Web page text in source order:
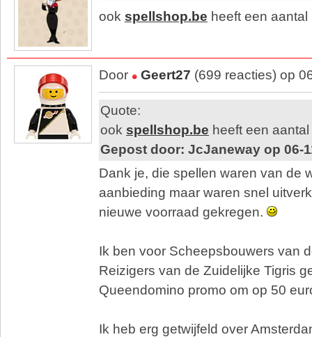
ook spellshop.be heeft een
Door Geert27 (699 reacties) op
Quote:
ook spellshop.be heeft een
Gepost door: JcJaneway op 06-
Dank je, die spellen waren van de
aanbieding maar waren snel
nieuwe voorraad gekregen.
Ik ben voor Scheepsbouwers van
Reizigers van de Zuidelijke Tigris
Queendomino promo om op 50
Ik heb erg getwijfeld over